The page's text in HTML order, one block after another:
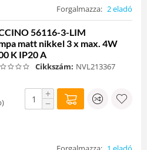
Forgalmazza: 2 eladó
56116-3-LIM
matt nikkel 3 x max. 4W
K IP20 A
Cikkszám: NVL213367
+
−